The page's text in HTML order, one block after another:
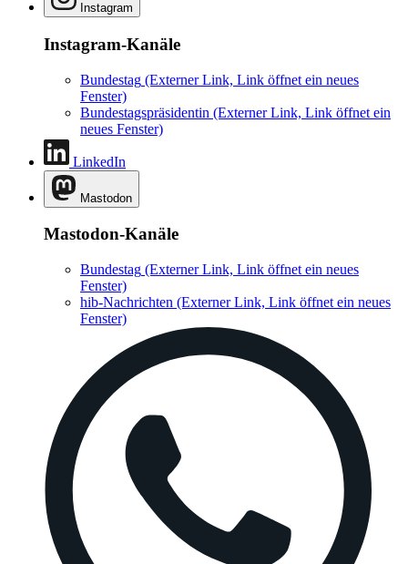
Instagram
Instagram-Kanäle
Bundestag (Externer Link, Link öffnet ein neues
Fenster)
Bundestagspräsidentin (Externer Link, Link öffnet ein
neues Fenster)
LinkedIn
Mastodon
Mastodon-Kanäle
Bundestag (Externer Link, Link öffnet ein neues
Fenster)
hib-Nachrichten (Externer Link, Link öffnet ein neues
Fenster)